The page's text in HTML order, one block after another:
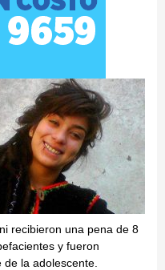
recibieron una pena de 8
y fueron
la adolescente.